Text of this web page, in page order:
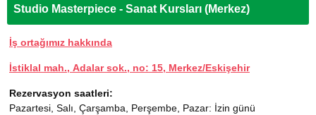
Studio Masterpiece - Sanat Kursları (Merkez)
İş ortağımız hakkında
İstiklal mah., Adalar sok., no: 15, Merkez/Eskişehir
Rezervasyon saatleri:
Pazartesi, Salı, Çarşamba, Perşembe, Pazar: İzin günü